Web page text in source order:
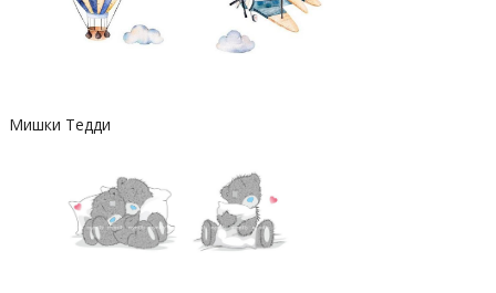
Мишки Тедди